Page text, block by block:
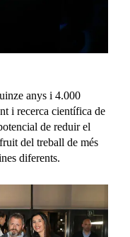
anys i 4.000
i recerca científica de
de reduir el
del treball de més
diferents.